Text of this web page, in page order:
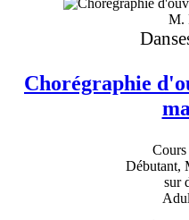
M.
Chorégraphie
Débutant,
sur